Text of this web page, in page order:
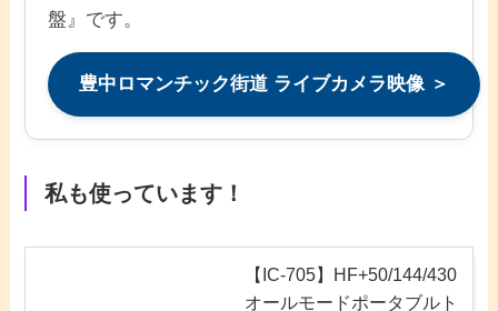
盤』です。
豊中ロマンチック街道 ライブカメラ映像 ＞
私も使っています！
【IC-705】HF+50/144/430
オールモードポータブルト